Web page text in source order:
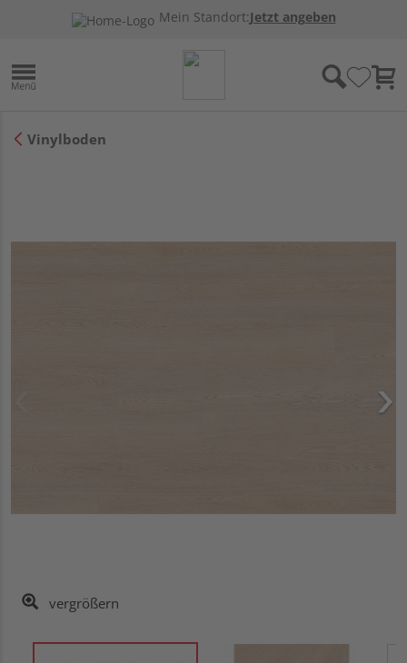
Mein Standort:Jetzt angeben
Vinylboden
vergrößern